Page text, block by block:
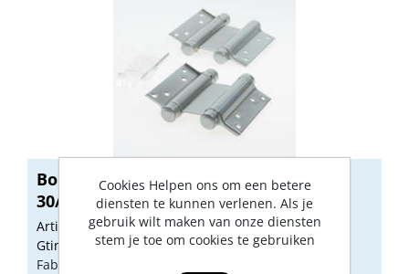
Bommer scharnier dubbelwerkend
30/100mm ...
Artikelnummer: 1198002
Gtin: 8714140152582
Fabrikant artikel nummer: 0535.100.0202
Cookies Helpen ons om een betere
diensten te kunnen verlenen. Als je
gebruik wilt maken van onze diensten
stem je toe om cookies te gebruiken